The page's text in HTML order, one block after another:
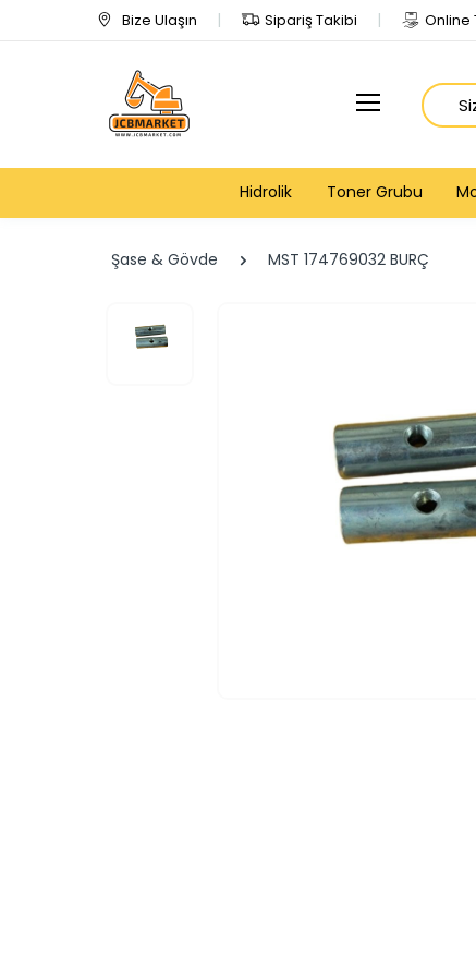
Bize Ulaşın Sipariş Takibi Online
Arama
Hidrolik Toner Grubu
Şase & Gövde MST 174769032 BURÇ